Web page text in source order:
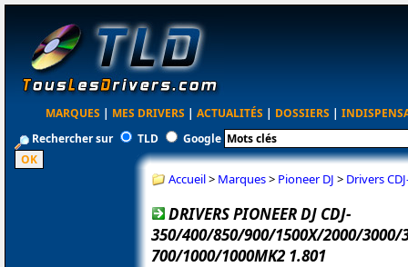
MARQUES | MES DRIVERS | ACTUALITÉS | DOSSIERS |
Rechercher sur
TLD Google
Accueil> Marques> Pioneer DJ > Drivers
DRIVERS PIONEER DJ CDJ-
350/400/850/900/1500X/2000/3000/
700/1000/1000MK2 1.801